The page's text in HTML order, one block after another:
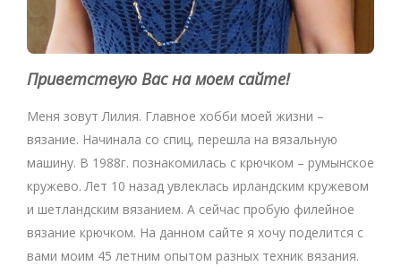
Приветствую Вас на моем сайте!
Меня зовут Лилия. Главное хобби моей жизни –
вязание. Начинала со спиц, перешла на вязальную
машину. В 1988г. познакомилась с крючком – румынское
кружево. Лет 10 назад увлеклась ирландским кружевом
и шетландским вязанием. А сейчас пробую филейное
вязание крючком. На данном сайте я хочу поделится с
вами моим 45 летним опытом разных техник вязания.